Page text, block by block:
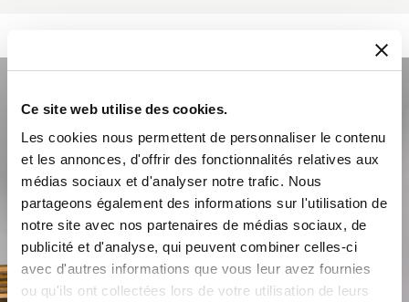
Ce site web utilise des cookies.
Les cookies nous permettent de personnaliser le contenu
et les annonces, d'offrir des fonctionnalités relatives aux
médias sociaux et d'analyser notre trafic. Nous
partageons également des informations sur l'utilisation de
notre site avec nos partenaires de médias sociaux, de
publicité et d'analyse, qui peuvent combiner celles-ci
avec d'autres informations que vous leur avez fournies
ou qu'ils ont collectées lors de votre utilisation de leurs